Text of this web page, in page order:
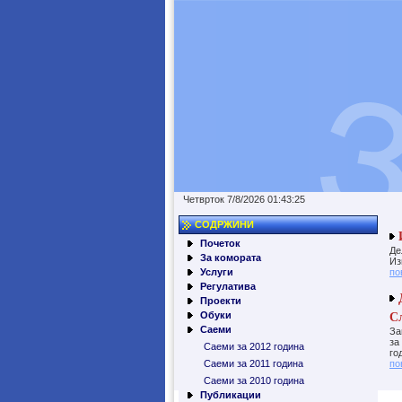
Четврток 7/8/2026 01:43:25
СОДРЖИНИ
Почеток
За комората
Услуги
Регулатива
Проекти
Обуки
Саеми
Саеми за 2012 година
Саеми за 2011 година
Саеми за 2010 година
Публикации